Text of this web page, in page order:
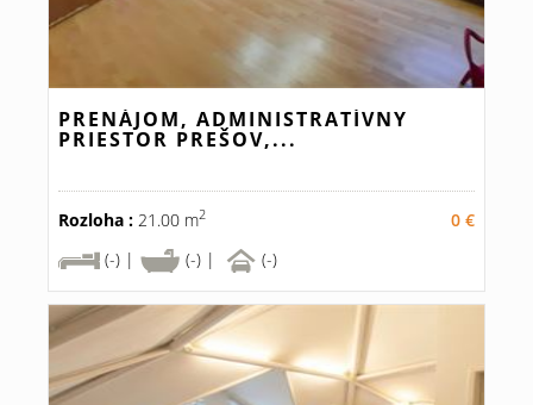
PRENÁJOM, ADMINISTRATÍVNY
PRIESTOR PREŠOV,...
Rozloha : 21.00 m2
0 €
(-) |
(-) | (-)